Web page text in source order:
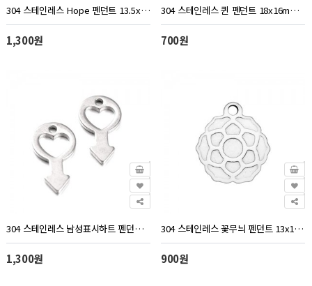
304 스테인레스 Hope 펜던트 13.5x12mm - 1개
1,300원
304 스테인레스 퀸 펜던트 18x16mm - 1개
700원
304 스테인레스 남성표시하트 펜던트 18x10mm - 1개
1,300원
304 스테인레스 꽃무늬 펜던트 13x12mm - 2개
900원